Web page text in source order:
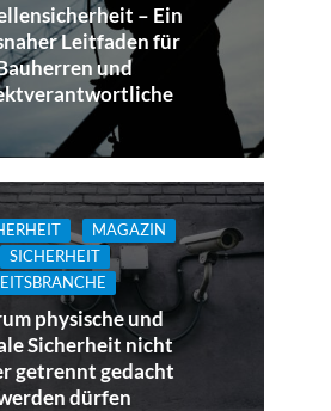
– Ein
Leitfaden für
und
MAGAZIN
SICHERHEIT
physische und
Sicherheit nicht
getrennt gedacht
dürfen